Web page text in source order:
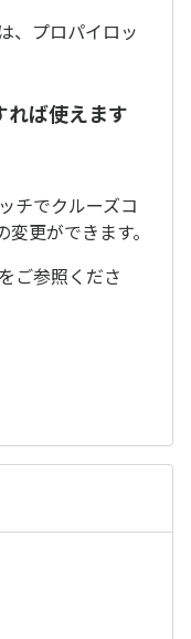
、プロパイロッ
れば使えます
チでクルーズコ
更ができます。
ご参照くださ